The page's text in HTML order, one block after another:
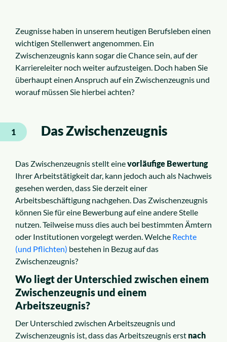
Zeugnisse haben in unserem heutigen Berufsleben einen
wichtigen Stellenwert angenommen. Ein
Zwischenzeugnis kann sogar die Chance sein, auf der
Karriereleiter noch weiter aufzusteigen. Doch haben Sie
überhaupt einen Anspruch auf ein Zwischenzeugnis und
worauf müssen Sie hierbei achten?
1 Das Zwischenzeugnis
Das Zwischenzeugnis stellt einevorläufige Bewertung
Ihrer Arbeitstätigkeit dar, kann jedoch auch als Nachweis
gesehen werden, dass Sie derzeit einer
Arbeitsbeschäftigung nachgehen. Das Zwischenzeugnis
können Sie für eine Bewerbung auf eine andere Stelle
nutzen. Teilweise muss dies auch bei bestimmten Ämtern
oder Institutionen vorgelegt werden. Welche Rechte
(und Pflichten) bestehen in Bezug auf das
Zwischenzeugnis?
Wo liegt der Unterschied zwischen einem
Zwischenzeugnis und einem
Arbeitszeugnis?
Der Unterschied zwischen Arbeitszeugnis und
Zwischenzeugnis ist, dass das Arbeitszeugnis erst nach